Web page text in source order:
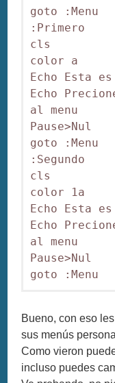
goto :Menu
:Primero
cls
color a
Echo Esta
Echo
al menu
Pause>Nul
goto :Menu
:Segundo
cls
color 1a
Echo Esta
Echo
al menu
Pause>Nul
goto :Menu
Bueno, con eso
sus menús
Como vieron
incluso puedes